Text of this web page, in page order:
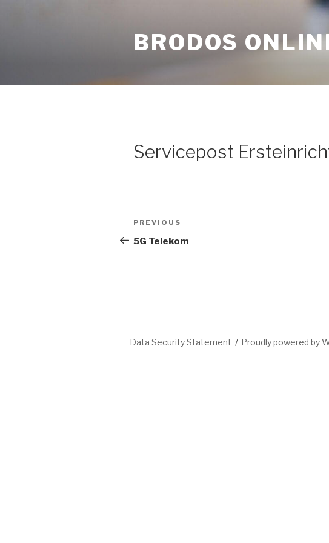
BRODOS
Servicepost
Post
navigation
Previous
Post
PREVIOUS
5G Telekom
Data Security Statement Proudly powered by